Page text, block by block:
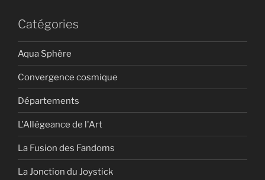
Catégories
Aqua Sphère
Convergence cosmique
Départements
L'Allégeance de l'Art
La Fusion des Fandoms
La Jonction du Joystick